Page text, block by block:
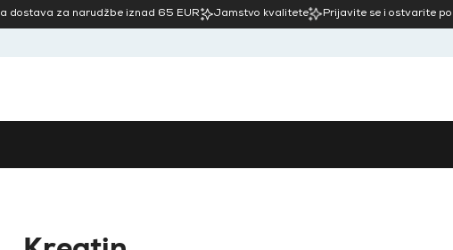
dostava za narudžbe iznad 65 EUR Jamstvo kvalitete Prijavite se i ostvarite